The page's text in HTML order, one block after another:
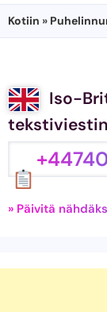
Kotiin »
Iso-
» Päivitä